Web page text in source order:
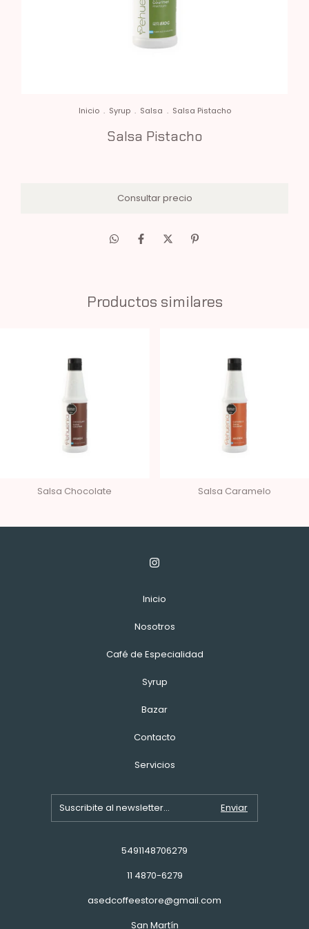
Inicio . Syrup . Salsa . Salsa Pistacho
Salsa Pistacho
Productos similares
Salsa Chocolate Salsa Caramelo
Inicio
Nosotros
Café de Especialidad
Syrup
Bazar
Contacto
Servicios
5491148706279
11 4870-6279
asedcoffeestore@gmail.com
San Martín